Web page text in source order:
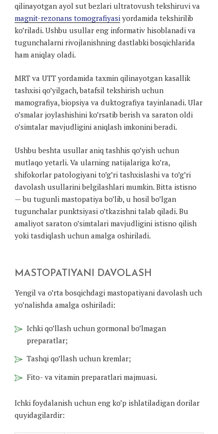
qilinayotgan ayol sut bezlari ultratovush tekshiruvi va
magnit-rezonans tomografiyasi yordamida tekshirilib
ko’riladi. Ushbu usullar eng informativ hisoblanadi va
tugunchalarni rivojlanishning dastlabki bosqichlarida
ham aniqlay oladi.
MRT va UTT yordamida taxmin qilinayotgan kasallik
tashxisi qo’yilgach, batafsil tekshirish uchun
mamografiya, biopsiya va duktografiya tayinlanadi. Ular
o’smalar joylashishini ko’rsatib berish va saraton oldi
o’simtalar mavjudligini aniqlash imkonini beradi.
Ushbu beshta usullar aniq tashhis qo’yish uchun
mutlaqo yetarli. Va ularning natijalariga ko’ra,
shifokorlar patologiyani to’g’ri tashxislashi va to’g’ri
davolash usullarini belgilashlari mumkin. Bitta istisno
— bu tugunli mastopatiya bo’lib, u hosil bo’lgan
tugunchalar punktsiyasi o’tkazishni talab qiladi. Bu
amaliyot saraton o’simtalari mavjudligini istisno qilish
yoki tasdiqlash uchun amalga oshiriladi.
MASTOPATIYANI DAVOLASH
Yengil va o’rta bosqichdagi mastopatiyani davolash uch
yo’nalishda amalga oshiriladi:
Ichki qo’llash uchun gormonal bo’lmagan
preparatlar;
Tashqi qo’llash uchun kremlar;
Fito- va vitamin preparatlari majmuasi.
Ichki foydalanish uchun eng ko’p ishlatiladigan dorilar
quyidagilardir: